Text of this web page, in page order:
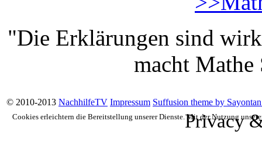
"Die Erklärungen sind
macht
© 2010-2013 NachhilfeTV Impressum Suffusion theme by
Cookies erleichtern die Bereitstellung unserer Dienste. Mit der Nutzung
Privacy